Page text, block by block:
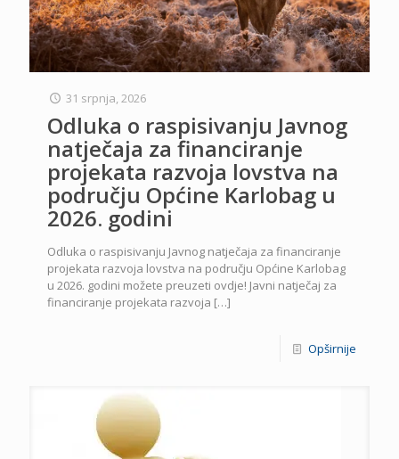
31 srpnja, 2026
Odluka o raspisivanju Javnog
natječaja za financiranje
projekata razvoja lovstva na
području Općine Karlobag u
2026. godini
Odluka o raspisivanju Javnog natječaja za financiranje
projekata razvoja lovstva na području Općine Karlobag
u 2026. godini možete preuzeti ovdje! Javni natječaj za
financiranje projekata razvoja […]
Opširnije